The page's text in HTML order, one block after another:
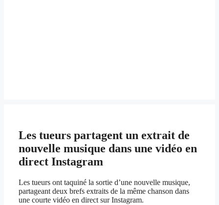
Les tueurs partagent un extrait de
nouvelle musique dans une vidéo en
direct Instagram
Les tueurs ont taquiné la sortie d’une nouvelle musique,
partageant deux brefs extraits de la même chanson dans
une courte vidéo en direct sur Instagram.